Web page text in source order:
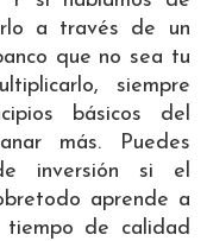
a través de un
que no sea tu
siempre
básicos del
más. Puedes
inversión si el
aprende a
tiempo de calidad